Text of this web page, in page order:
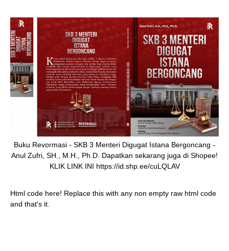
Buku Revormasi - SKB 3 Menteri Digugat Istana Bergoncang -
Anul Zufri, SH., M.H., Ph.D. Dapatkan sekarang juga di Shopee!
KLIK LINK INI https://id.shp.ee/cuLQLAV
Html code here! Replace this with any non empty raw html code
and that's it.